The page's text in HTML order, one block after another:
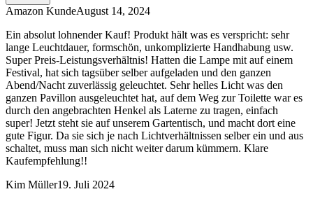
Amazon KundeAugust 14, 2024
Ein absolut lohnender Kauf! Produkt hält was es verspricht: sehr
lange Leuchtdauer, formschön, unkomplizierte Handhabung usw.
Super Preis-Leistungsverhältnis! Hatten die Lampe mit auf einem
Festival, hat sich tagsüber selber aufgeladen und den ganzen
Abend/Nacht zuverlässig geleuchtet. Sehr helles Licht was den
ganzen Pavillon ausgeleuchtet hat, auf dem Weg zur Toilette war es
durch den angebrachten Henkel als Laterne zu tragen, einfach
super! Jetzt steht sie auf unserem Gartentisch, und macht dort eine
gute Figur. Da sie sich je nach Lichtverhältnissen selber ein und aus
schaltet, muss man sich nicht weiter darum kümmern. Klare
Kaufempfehlung!!
Kim Müller19. Juli 2024